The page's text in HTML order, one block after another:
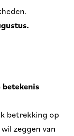
betrekking op
zeggen van